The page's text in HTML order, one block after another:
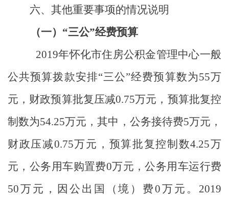
六、其他重要事项的情况说明
（一） “三公”经费预算
2019年怀化市住房公积金管理中心一般
公共预算拨款安排“三公”经费预算数为55万
元，财政预算批复压减0.75万元，预算批复控
制数为54.25万元，其中，公务接待费5万元，
财政压减0.75万元，预算批复控制数4.25万
元，公务用车购置费0万元，公务用车运行费
50万元，因公出国（境）费0万元。 2019